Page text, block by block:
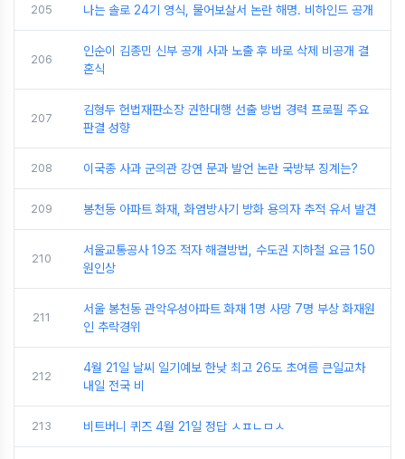
205 나는 솔로 24기 영식, 물어보살서 논란 해명. 비하인드 공개
206
인순이 김종민 신부 공개 사과 노출 후 바로 삭제 비공개 결
혼식
207
김형두 헌법재판소장 권한대행 선출 방법 경력 프로필 주요
판결 성향
208 이국종 사과 군의관 강연 문과 발언 논란 국방부 징계는?
209 봉천동 아파트 화재, 화염방사기 방화 용의자 추적 유서 발견
210
서울교통공사 19조 적자 해결방법, 수도권 지하철 요금 150
원인상
211
서울 봉천동 관악우성아파트 화재 1명 사망 7명 부상 화재원
인 추락경위
212
4월 21일 날씨 일기예보 한낮 최고 26도 초여름 큰일교차
내일 전국 비
213 비트버니 퀴즈 4월 21일 정답 ㅅㅍㄴㅁㅅ